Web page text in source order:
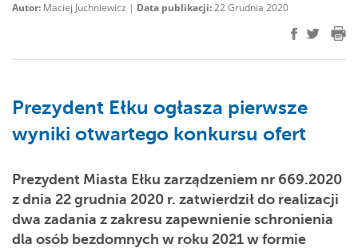
Autor: Maciej Juchniewicz | Data publikacji:22 Grudnia 2020
Prezydent Ełku ogłasza pierwsze
wyniki otwartego konkursu ofert
Prezydent Miasta Ełku zarządzeniem nr 669.2020
z dnia 22 grudnia 2020 r. zatwierdził do realizacji
dwa zadania z zakresu zapewnienie schronienia
dla osób bezdomnych w roku 2021 w formie